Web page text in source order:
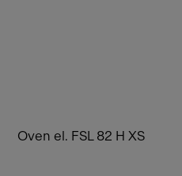
Oven el. FSL 82 H XS